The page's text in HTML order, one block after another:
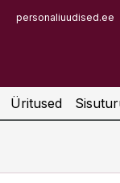
personaliuudised.ee
Üritused